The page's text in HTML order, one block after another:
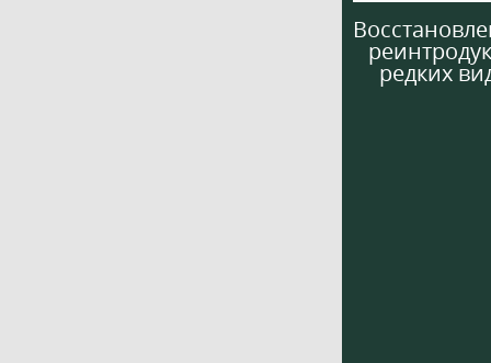
редких